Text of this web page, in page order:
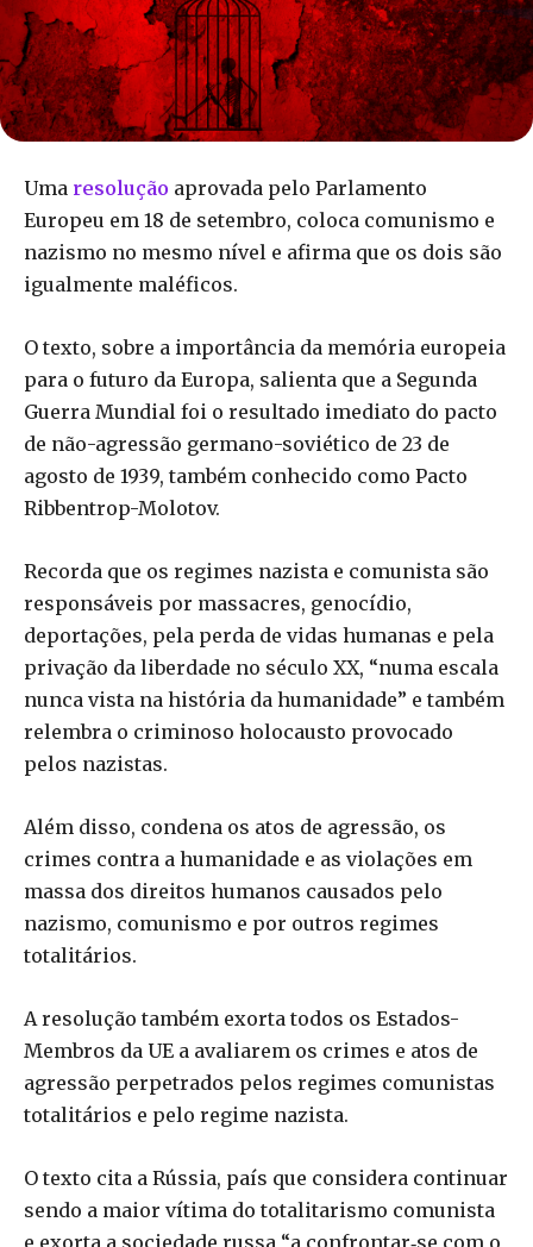
Uma resolução aprovada pelo Parlamento
Europeu em 18 de setembro, coloca comunismo e
nazismo no mesmo nível e afirma que os dois são
igualmente maléficos.
O texto, sobre a importância da memória europeia
para o futuro da Europa, salienta que a Segunda
Guerra Mundial foi o resultado imediato do pacto
de não-agressão germano-soviético de 23 de
agosto de 1939, também conhecido como Pacto
Ribbentrop-Molotov.
Recorda que os regimes nazista e comunista são
responsáveis por massacres, genocídio,
deportações, pela perda de vidas humanas e pela
privação da liberdade no século XX, “numa escala
nunca vista na história da humanidade” e também
relembra o criminoso holocausto provocado
pelos nazistas.
Além disso, condena os atos de agressão, os
crimes contra a humanidade e as violações em
massa dos direitos humanos causados pelo
nazismo, comunismo e por outros regimes
totalitários.
A resolução também exorta todos os Estados-
Membros da UE a avaliarem os crimes e atos de
agressão perpetrados pelos regimes comunistas
totalitários e pelo regime nazista.
O texto cita a Rússia, país que considera continuar
sendo a maior vítima do totalitarismo comunista